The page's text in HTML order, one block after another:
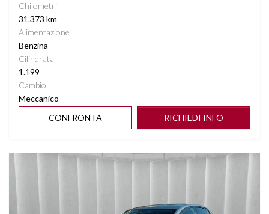
Chilometri
31.373 km
Alimentazione
Benzina
Cilindrata
1.199
Cambio
Meccanico
CONFRONTA
RICHIEDI INFO
Vedi dettagli